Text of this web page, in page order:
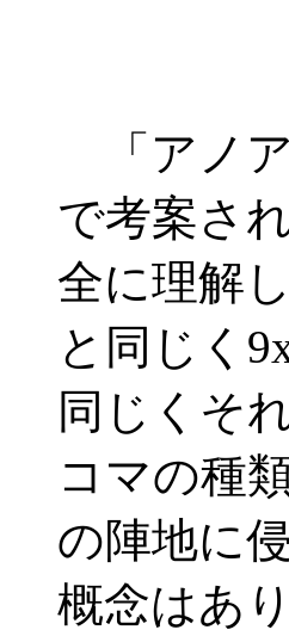
「アノ
で考案さ
全に理解
と同じく
同じくそ
コマの種
の陣地に
概念はあ